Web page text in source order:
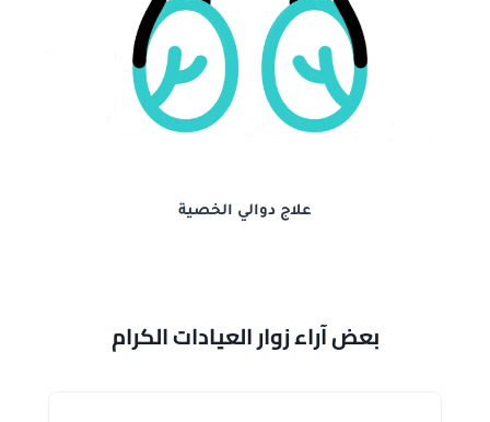
علاج دوالي الخصية
بعض آراء زوار العيادات الكرام